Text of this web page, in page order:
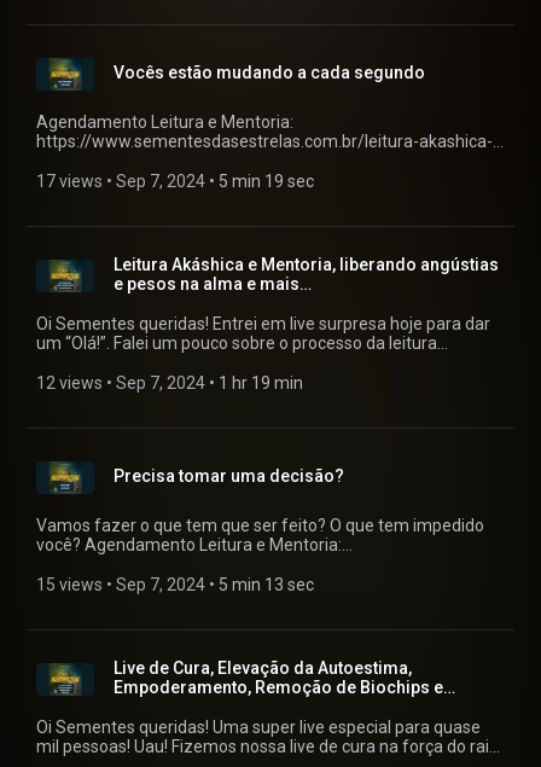
Vocês estão mudando a cada segundo
Agendamento Leitura e Mentoria:
https://www.sementesdasestrelas.com.br/leitura-akashica-
17 views • Sep 7, 2024 • 5 min 19 sec
Leitura Akáshica e Mentoria, liberando angústias
e pesos na alma e mais…
Oi Sementes queridas! Entrei em live surpresa hoje para dar
um “Olá!”. Falei um pouco sobre o processo da leitura
Falei sobre porque sentimos as vezes angústias e pesos na
akashica-com-neva-gabriel-rl Muita gratidão por tão
grandiosa oportunidade de servir! Deixo aqui o pix para quem
puder e sentir o chamado para contribuir para manutenção
dos trabalhos: BANCO INTER (077) Sementes das Estrelas
LTDA Chave Pix: bieljaguar@gmail.com ----------------------------
BANCO ITAÚ (341) Sementes das Estrelas LTDA Chave Pix:
30.215.049/0001-22 Não esqueçam de enviar para alguém
que sintam que essa live poderá ajudar de alguma forma e
Neva (Gabriel RL)
12 views • Sep 7, 2024 • 1 hr 19 min
Precisa tomar uma decisão?
Vamos fazer o que tem que ser feito? O que tem impedido
você? Agendamento Leitura e Mentoria:
com-neva-gabriel-rl
15 views • Sep 7, 2024 • 5 min 13 sec
Live de Cura, Elevação da Autoestima,
Empoderamento, Remoção de Biochips e
Oi Sementes queridas! Uma super live especial para quase
mil pessoas! Uau! Fizemos nossa live de cura na força do raio